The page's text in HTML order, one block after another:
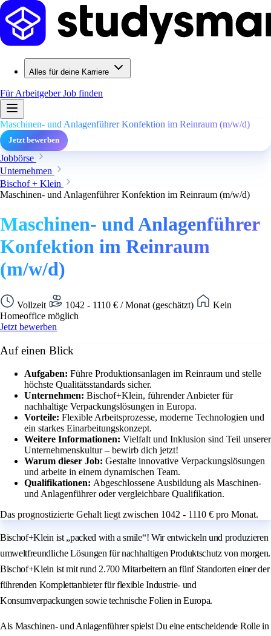
Alles für deine Karriere
Für ArbeitgeberJob finden
Maschinen- und Anlagenführer Konfektion im Reinraum (m/w/d)
Jetzt bewerben
Jobbörse
Unternehmen
Bischof + Klein
Maschinen- und Anlagenführer Konfektion im Reinraum (m/w/d)
Maschinen- und Anlagenführer
Konfektion im Reinraum
(m/w/d)
Vollzeit 1042 - 1110 € / Monat (geschätzt)
Kein
Homeoffice möglich
Jetzt bewerben
Auf einen Blick
Aufgaben: Führe Produktionsanlagen im Reinraum und stelle
höchste Qualitätsstandards sicher.
Unternehmen: Bischof+Klein, führender Anbieter für
nachhaltige Verpackungslösungen in Europa.
Vorteile: Flexible Arbeitsprozesse, moderne Technologien und
ein starkes Einarbeitungskonzept.
Weitere Informationen: Vielfalt und Inklusion sind Teil unserer
Unternehmenskultur – bewirb dich jetzt!
Warum dieser Job: Gestalte innovative Verpackungslösungen
und arbeite in einem dynamischen Team.
Qualifikationen: Abgeschlossene Ausbildung als Maschinen-
und Anlagenführer oder vergleichbare Qualifikation.
Das prognostizierte Gehalt liegt zwischen 1042 - 1110 € pro Monat.
Bischof+Klein ist „packed with a smile“! Wir entwickeln und produzieren
umweltfreundliche Lösungen für nachhaltigen Produktschutz von morgen.
Bischof+Klein ist mit rund 2.700 Mitarbeitern an fünf Standorten einer der
führenden Komplettanbieter für flexible Industrie- und
Konsumverpackungen sowie technische Folien in Europa.
Als Maschinen- und Anlagenführer spielst Du eine entscheidende Rolle in